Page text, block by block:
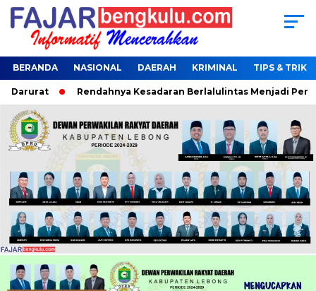
BERANDA NASIONAL DAERAH KRIMINAL TIPS & TRIK
Darurat Rendahnya Kesadaran Berlalulintas Menjadi